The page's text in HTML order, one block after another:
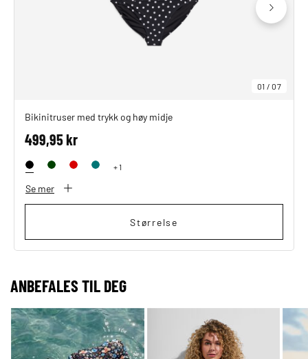
01 /07
Bikinitruser med trykk og høy midje
499,95 kr
+ 1
Se mer
Størrelse
ANBEFALES TIL DEG